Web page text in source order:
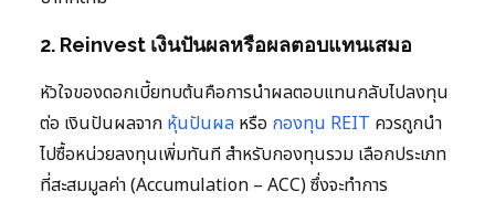
2. Reinvest เงินปันผลหรือผลตอบแทนเสมอ
หัวใจของดอกเบี้ยทบต้นคือการนำผลตอบแทนกลับไปลงทุน
ต่อ เงินปันผลจาก หุ้นปันผล หรือ กองทุน REIT ควรถูกนำ
ไปซื้อหน่วยลงทุนเพิ่มทันที สำหรับกองทุนรวม เลือกประเภท
ที่สะสมมูลค่า (Accumulation – ACC) ซึ่งจะทำการ